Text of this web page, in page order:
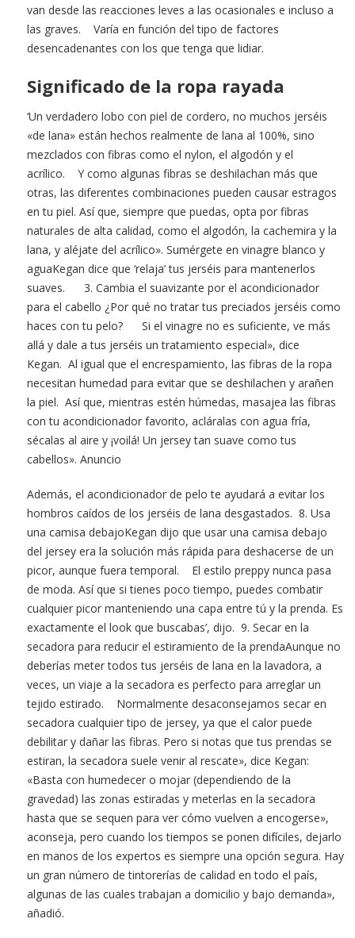
van desde las reacciones leves a las ocasionales e incluso a
las graves. Varía en función del tipo de factores
desencadenantes con los que tenga que lidiar.
Significado de la ropa rayada
‘Un verdadero lobo con piel de cordero, no muchos jerséis
«de lana» están hechos realmente de lana al 100%, sino
mezclados con fibras como el nylon, el algodón y el
acrílico. Y como algunas fibras se deshilachan más que
otras, las diferentes combinaciones pueden causar estragos
en tu piel. Así que, siempre que puedas, opta por fibras
naturales de alta calidad, como el algodón, la cachemira y la
lana, y aléjate del acrílico». Sumérgete en vinagre blanco y
aguaKegan dice que ‘relaja’ tus jerséis para mantenerlos
suaves. 3. Cambia el suavizante por el acondicionador
para el cabello ¿Por qué no tratar tus preciados jerséis como
haces con tu pelo? Si el vinagre no es suficiente, ve más
allá y dale a tus jerséis un tratamiento especial», dice
Kegan. Al igual que el encrespamiento, las fibras de la ropa
necesitan humedad para evitar que se deshilachen y arañen
la piel. Así que, mientras estén húmedas, masajea las fibras
con tu acondicionador favorito, acláralas con agua fría,
sécalas al aire y ¡voilá! Un jersey tan suave como tus
cabellos». Anuncio
Además, el acondicionador de pelo te ayudará a evitar los
hombros caídos de los jerséis de lana desgastados. 8. Usa
una camisa debajoKegan dijo que usar una camisa debajo
del jersey era la solución más rápida para deshacerse de un
picor, aunque fuera temporal. El estilo preppy nunca pasa
de moda. Así que si tienes poco tiempo, puedes combatir
cualquier picor manteniendo una capa entre tú y la prenda. Es
exactamente el look que buscabas’, dijo. 9. Secar en la
secadora para reducir el estiramiento de la prendaAunque no
deberías meter todos tus jerséis de lana en la lavadora, a
veces, un viaje a la secadora es perfecto para arreglar un
tejido estirado. Normalmente desaconsejamos secar en
secadora cualquier tipo de jersey, ya que el calor puede
debilitar y dañar las fibras. Pero si notas que tus prendas se
estiran, la secadora suele venir al rescate», dice Kegan:
«Basta con humedecer o mojar (dependiendo de la
gravedad) las zonas estiradas y meterlas en la secadora
hasta que se sequen para ver cómo vuelven a encogerse»,
aconseja, pero cuando los tiempos se ponen difíciles, dejarlo
en manos de los expertos es siempre una opción segura. Hay
un gran número de tintorerías de calidad en todo el país,
algunas de las cuales trabajan a domicilio y bajo demanda»,
añadió.